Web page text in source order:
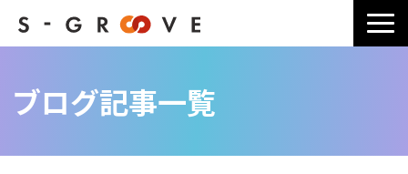
選ばれる理由
ブログ記事一覧